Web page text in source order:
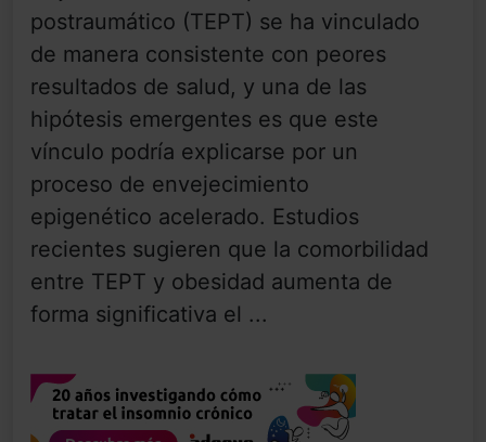
postraumático (TEPT) se ha vinculado
de manera consistente con peores
resultados de salud, y una de las
hipótesis emergentes es que este
vínculo podría explicarse por un
proceso de envejecimiento
epigenético acelerado. Estudios
recientes sugieren que la comorbilidad
entre TEPT y obesidad aumenta de
forma significativa el ...